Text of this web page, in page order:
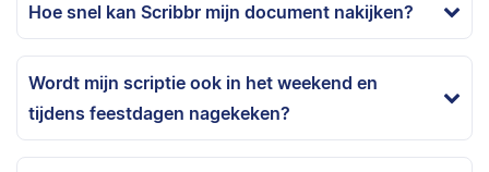
Hoe snel kan Scribbr mijn document nakijken?
Wordt mijn scriptie ook in het weekend en
tijdens feestdagen nagekeken?